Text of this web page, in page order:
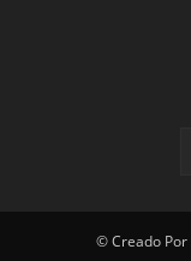
© Creado Por